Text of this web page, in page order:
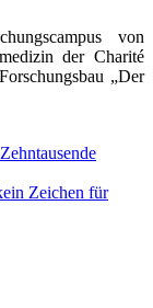
von
der Charité
„Der
Zeichen für